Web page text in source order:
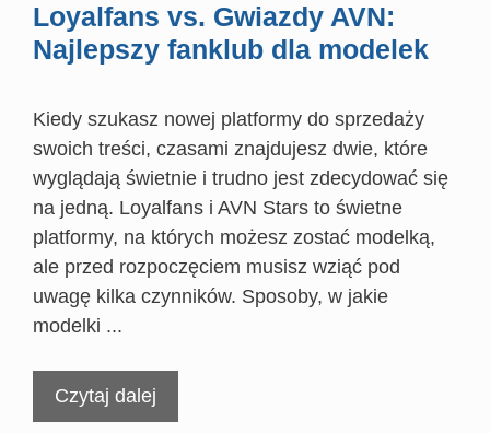
Loyalfans vs. Gwiazdy AVN:
Najlepszy fanklub dla modelek
Kiedy szukasz nowej platformy do sprzedaży
swoich treści, czasami znajdujesz dwie, które
wyglądają świetnie i trudno jest zdecydować się
na jedną. Loyalfans i AVN Stars to świetne
platformy, na których możesz zostać modelką,
ale przed rozpoczęciem musisz wziąć pod
uwagę kilka czynników. Sposoby, w jakie
modelki ...
Czytaj dalej